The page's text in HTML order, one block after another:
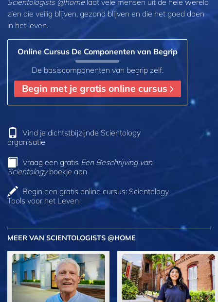
zien die veilig blijven, gezond blijven en die het goed doen
in het leven.
Online Cursus De Componenten van Begrip
De basiscomponenten van begrip zelf.
Begin met je gratis online cursus
Vind je dichtstbijzijnde Scientology
organisatie
Vraag een gratis Een Beschrijving van
Scientologyboekje aan
Begin een gratis online cursus: Scientology
Tools voor het Leven
MEER VAN SCIENTOLOGISTS @HOME